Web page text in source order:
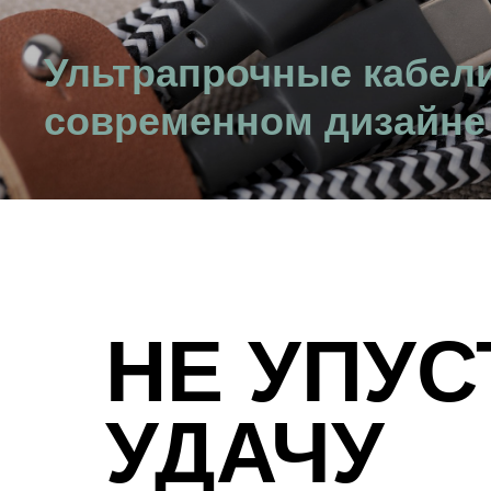
Ультрапрочные
современном дизайне
Подробнее
НЕ
УДАЧУ